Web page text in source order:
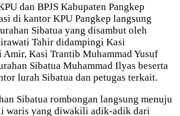
dan BPJS Kabupaten Pangkep
di kantor KPU Pangkep langsung
Sibatua yang disambut oleh
Tahir didampingi Kasi
Amir, Kasi Trantib Muhammad Yusuf
Sibatua Muhammad Ilyas beserta
lurah Sibatua dan petugas terkait.
Sibatua rombongan langsung menuju
waris yang diwakili adik-adik dari